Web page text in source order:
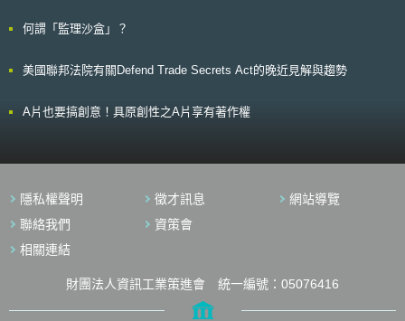
已侵害到Bogart的商標權和肖像權。 Burberry及Bogart後裔雙方因應不
名男星後裔的商標及肖像權之爭正式開戰，法院判決結果值得後續關注。
首，專利申請量佔全球43.6%、商標申請量佔46.3%、工業設計申請量佔
國家。其中中國大陸接獲4,465件植物品種申請、其次歐盟為3,422件，這也
修，2017年首度完整納入54個地區的數據，計有59,500個受保護的地理標
年間也呈現相同趨勢，原因在於此時正值「全球專利戰」時期。進一步分析
訴訟數據，可以發現專利訴訟案量往往與專利申請量、專利實施具正相關
方法院之專利訴訟案量亦隨之減少。 「本文同步刊登於TIPS網站
何謂「監理沙盒」？
美國聯邦法院有關Defend Trade Secrets Act的晚近見解與趨勢
A片也要搞創意！具原創性之A片享有著作權
隱私權聲明 徵才訊息
網站導覽
聯絡我們
資策會
相關連結
財團法人資訊工業策進會 統一編號：05076416